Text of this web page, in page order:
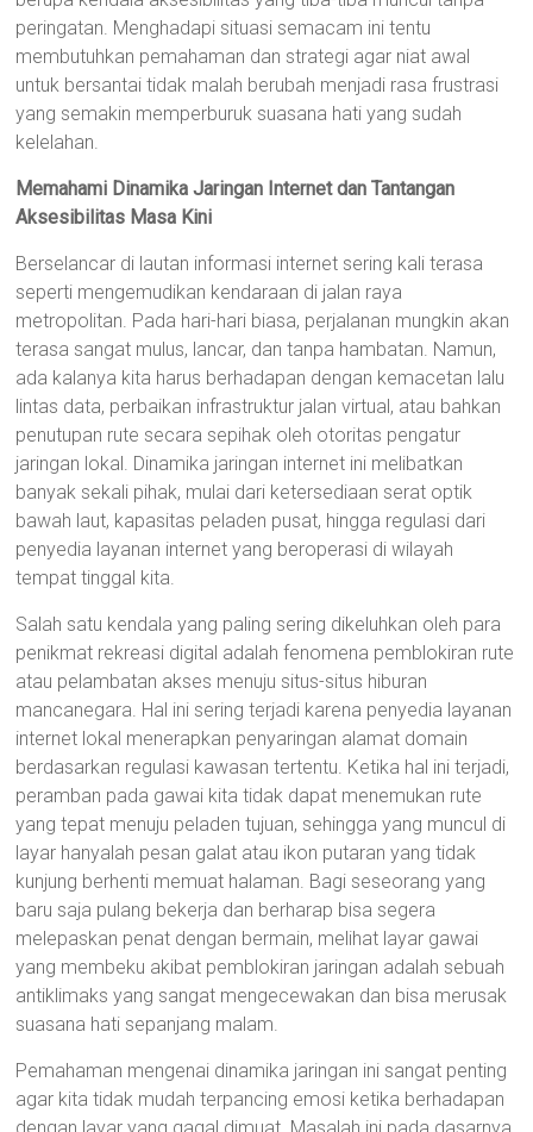
peringatan. Menghadapi situasi semacam ini tentu
membutuhkan pemahaman dan strategi agar niat awal
untuk bersantai tidak malah berubah menjadi rasa frustrasi
yang semakin memperburuk suasana hati yang sudah
kelelahan.
Memahami Dinamika Jaringan Internet dan Tantangan
Aksesibilitas Masa Kini
Berselancar di lautan informasi internet sering kali terasa
seperti mengemudikan kendaraan di jalan raya
metropolitan. Pada hari-hari biasa, perjalanan mungkin akan
terasa sangat mulus, lancar, dan tanpa hambatan. Namun,
ada kalanya kita harus berhadapan dengan kemacetan lalu
lintas data, perbaikan infrastruktur jalan virtual, atau bahkan
penutupan rute secara sepihak oleh otoritas pengatur
jaringan lokal. Dinamika jaringan internet ini melibatkan
banyak sekali pihak, mulai dari ketersediaan serat optik
bawah laut, kapasitas peladen pusat, hingga regulasi dari
penyedia layanan internet yang beroperasi di wilayah
tempat tinggal kita.
Salah satu kendala yang paling sering dikeluhkan oleh para
penikmat rekreasi digital adalah fenomena pemblokiran rute
atau pelambatan akses menuju situs-situs hiburan
mancanegara. Hal ini sering terjadi karena penyedia layanan
internet lokal menerapkan penyaringan alamat domain
berdasarkan regulasi kawasan tertentu. Ketika hal ini terjadi,
peramban pada gawai kita tidak dapat menemukan rute
yang tepat menuju peladen tujuan, sehingga yang muncul di
layar hanyalah pesan galat atau ikon putaran yang tidak
kunjung berhenti memuat halaman. Bagi seseorang yang
baru saja pulang bekerja dan berharap bisa segera
melepaskan penat dengan bermain, melihat layar gawai
yang membeku akibat pemblokiran jaringan adalah sebuah
antiklimaks yang sangat mengecewakan dan bisa merusak
suasana hati sepanjang malam.
Pemahaman mengenai dinamika jaringan ini sangat penting
agar kita tidak mudah terpancing emosi ketika berhadapan